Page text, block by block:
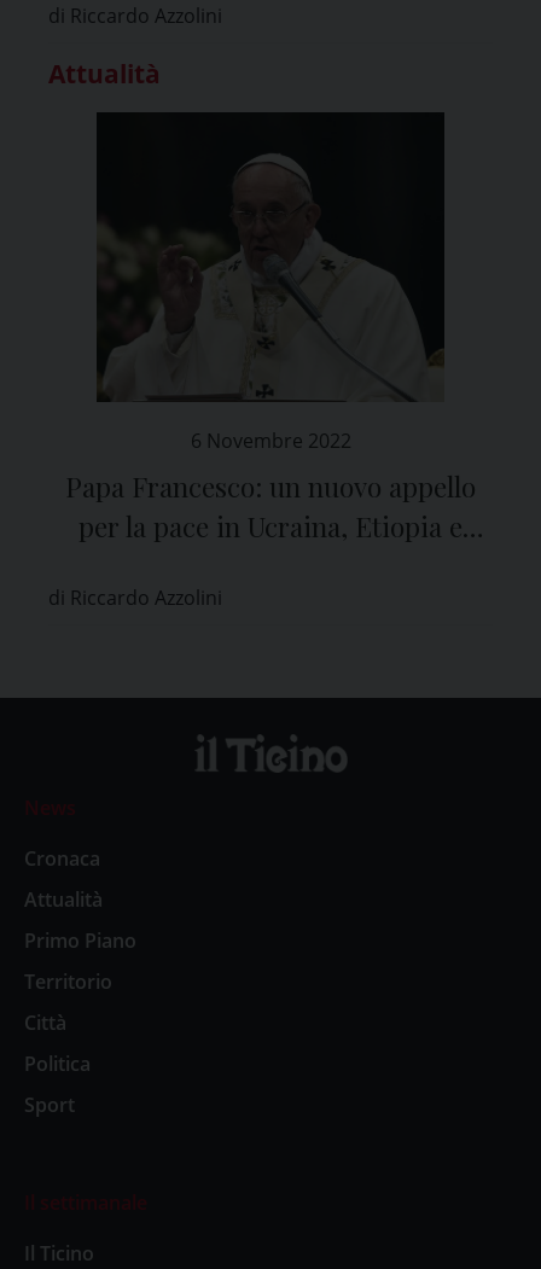
lacerate dalla guerra”
di Riccardo Azzolini
Attualità
6 Novembre 2022
Papa Francesco: un nuovo appello
per la pace in Ucraina, Etiopia e
di Riccardo Azzolini
News
Cronaca
Attualità
Primo Piano
Territorio
Città
Politica
Sport
Il settimanale
Il Ticino